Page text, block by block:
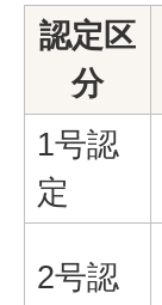
認定区
分
1号認
定
2号認